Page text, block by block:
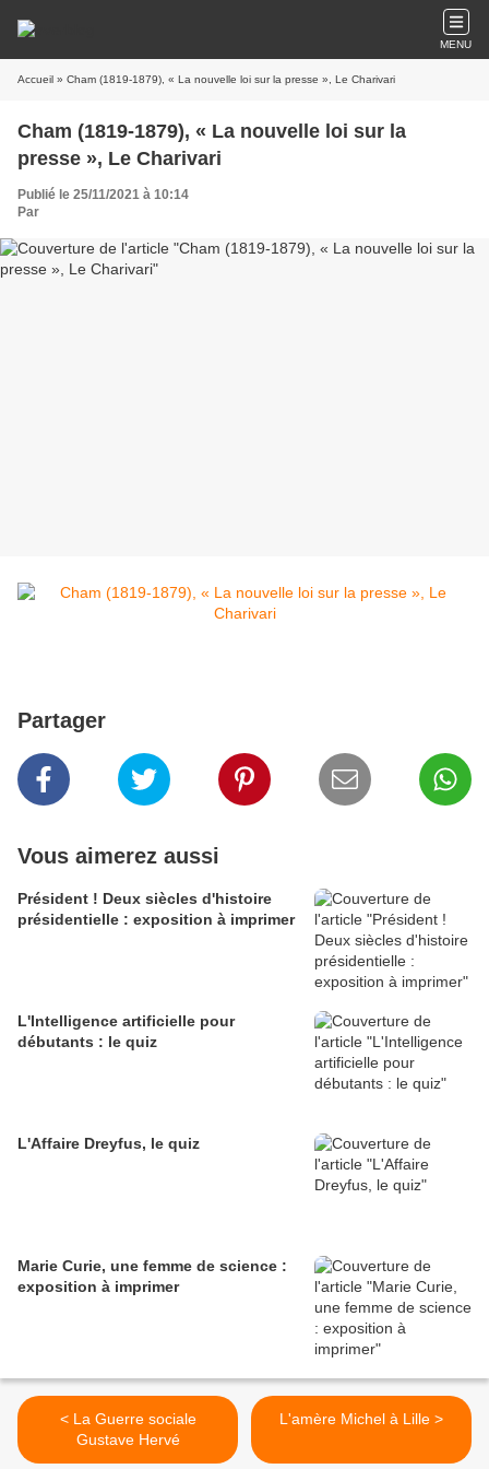
MENU
Accueil » Cham (1819-1879), « La nouvelle loi sur la presse », Le Charivari
Cham (1819-1879), « La nouvelle loi sur la
presse », Le Charivari
Publié le 25/11/2021 à 10:14
Par
Partager
Vous aimerez aussi
Président ! Deux siècles d'histoire
présidentielle : exposition à imprimer
L'Intelligence artificielle pour
débutants : le quiz
L'Affaire Dreyfus, le quiz
Marie Curie, une femme de science :
exposition à imprimer
< La Guerre sociale
Gustave Hervé
L'amère Michel à Lille >